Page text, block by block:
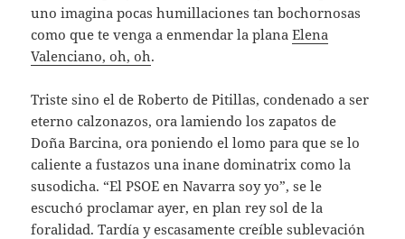
uno imagina pocas humillaciones tan bochornosas
como que te venga a enmendar la planaElena
Valenciano, oh, oh.
Triste sino el de Roberto de Pitillas, condenado a ser
eterno calzonazos, ora lamiendo los zapatos de
Doña Barcina, ora poniendo el lomo para que se lo
caliente a fustazos una inane dominatrix como la
susodicha. “El PSOE en Navarra soy yo”, se le
escuchó proclamar ayer, en plan rey sol de la
foralidad. Tardía y escasamente creíble sublevación